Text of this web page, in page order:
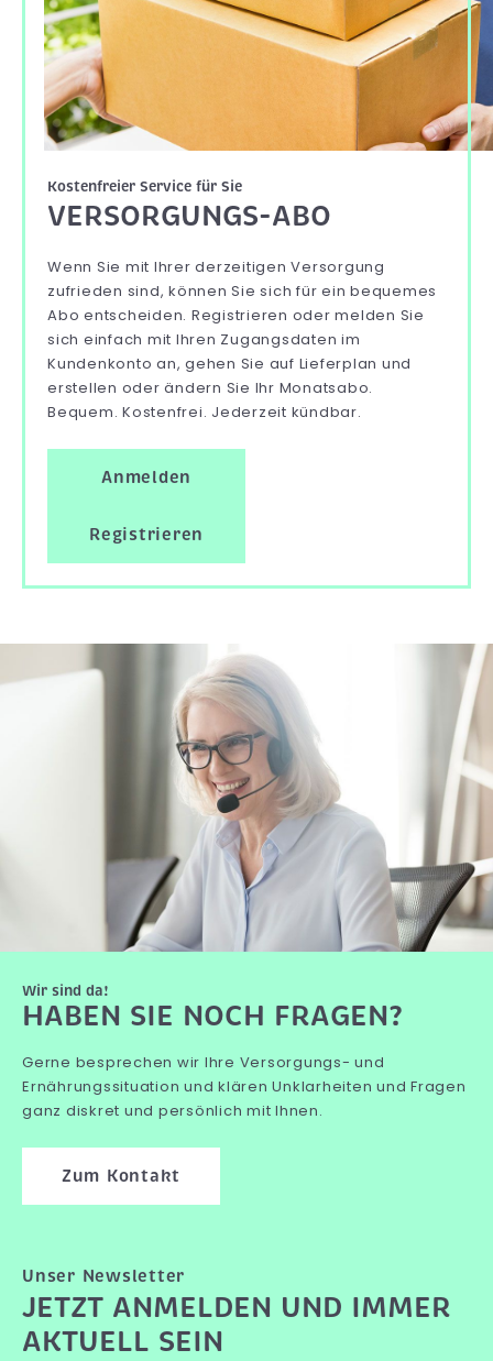
Kostenfreier Service für Sie
VERSORGUNGS-ABO
Wenn Sie mit Ihrer derzeitigen Versorgung
zufrieden sind, können Sie sich für ein bequemes
Abo entscheiden. Registrieren oder melden Sie
sich einfach mit Ihren Zugangsdaten im
Kundenkonto an, gehen Sie auf Lieferplan und
erstellen oder ändern Sie Ihr Monatsabo.
Bequem. Kostenfrei. Jederzeit kündbar.
Anmelden
Registrieren
Wir sind da!
HABEN SIE NOCH FRAGEN?
Gerne besprechen wir Ihre Versorgungs- und
Ernährungssituation und klären Unklarheiten und Fragen
ganz diskret und persönlich mit Ihnen.
Zum Kontakt
Unser Newsletter
JETZT ANMELDEN UND IMMER
AKTUELL SEIN